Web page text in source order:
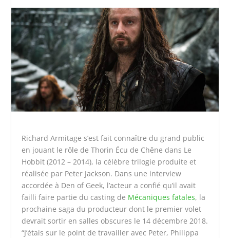
Richard Armitage s’est fait connaître du grand public
en jouant le rôle de Thorin Écu de Chêne dans Le
Hobbit (2012 – 2014), la célèbre trilogie produite et
réalisée par Peter Jackson. Dans une interview
accordée à Den of Geek, l’acteur a confié qu’il avait
failli faire partie du casting de Mécaniques fatales, la
prochaine saga du producteur dont le premier volet
devrait sortir en salles obscures le 14 décembre 2018.
“J’étais sur le point de travailler avec Peter, Philippa